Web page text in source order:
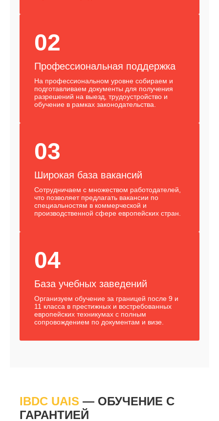
02
Профессиональная поддержка
На профессиональном уровне собираем и
подготавливаем документы для получения
разрешений на выезд, трудоустройство и
обучение в рамках законодательства.
03
Широкая база вакансий
Сотрудничаем с множеством работодателей,
что позволяет предлагать вакансии по
специальностям в коммерческой и
производственной сфере европейских стран.
04
База учебных заведений
Организуем обучение за границей после 9 и
11 класса в престижных и востребованных
европейских техникумах с полным
сопровождением по документам и визе.
IBDC UAIS — ОБУЧЕНИЕ С
ГАРАНТИЕЙ